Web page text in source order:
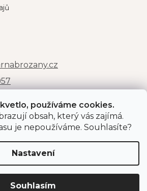
používáme cookies.
obsah, který vás zajímá.
je nepoužíváme. Souhlasíte?
Nastavení
Souhlasím